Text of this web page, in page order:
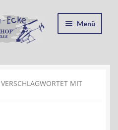
Menü
MIT